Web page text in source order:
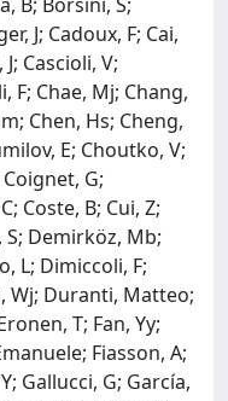
J; Cadoux, F; Cai,
Cascioli, V;
F; Chae, Mj; Chang,
Chen, Hs; Cheng,
E; Choutko, V;
G;
Coste, B; Cui, Z;
S; Demirköz, Mb;
L; Dimiccoli, F;
Wj; Duranti, Matteo;
T; Fan, Yy;
Fiasson, A;
Gallucci, G; García,